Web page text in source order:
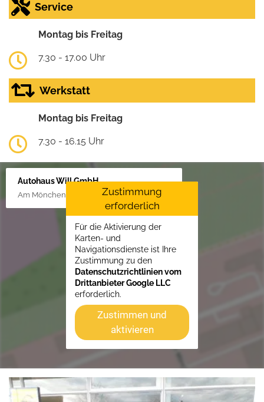
Service
Montag bis Freitag
7.30 - 17.00 Uhr
Werkstatt
Montag bis Freitag
7.30 - 16.15 Uhr
Autohaus Will GmbH
Am Mönchenfelde 18, 38889 Blankenburg
Zustimmung
erforderlich
Für die Aktivierung der
Karten- und
Navigationsdienste ist Ihre
Zustimmung zu den
Datenschutzrichtlinien vom
Drittanbieter Google LLC
erforderlich.
Zustimmen und
aktivieren